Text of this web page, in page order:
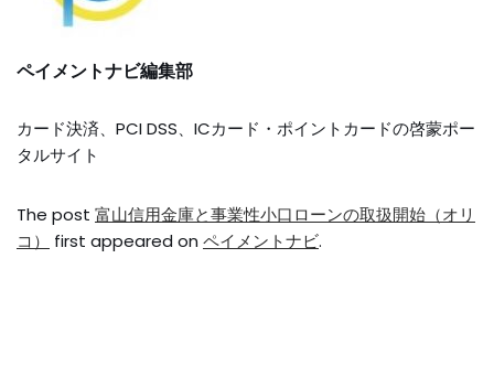
ペイメントナビ編集部
カード決済、PCI DSS、ICカード・ポイントカードの啓蒙ポー
タルサイト
The post 富山信用金庫と事業性小口ローンの取扱開始（オリ
コ）
first appeared on ペイメントナビ.